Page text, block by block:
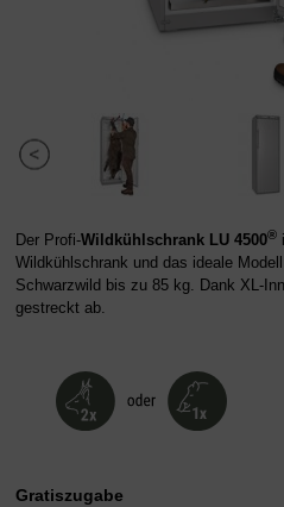
Der Profi-Wildkühlschrank LU 4500®
Wildkühlschrank und das ideale
Schwarzwild bis zu 85 kg. Dank XL-
gestreckt ab.
Gratiszugabe